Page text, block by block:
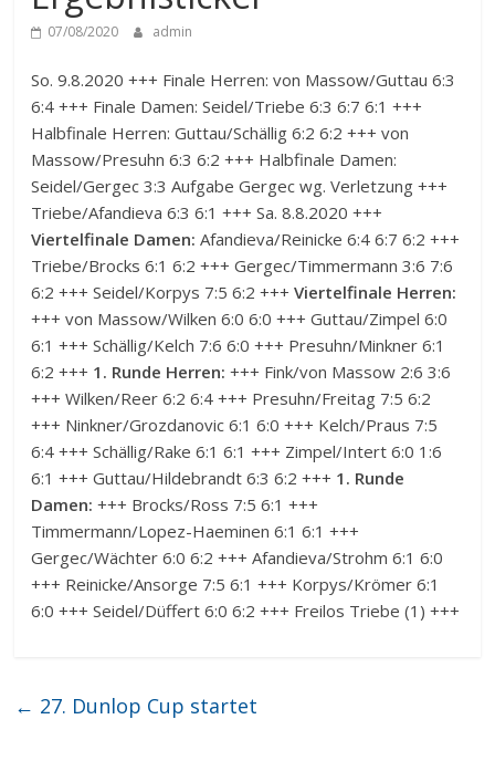
07/08/2020 admin
So. 9.8.2020 +++ Finale Herren: von Massow/Guttau 6:3
6:4 +++ Finale Damen: Seidel/Triebe 6:3 6:7 6:1 +++
Halbfinale Herren: Guttau/Schällig 6:2 6:2 +++ von
Massow/Presuhn 6:3 6:2 +++ Halbfinale Damen:
Seidel/Gergec 3:3 Aufgabe Gergec wg. Verletzung +++
Triebe/Afandieva 6:3 6:1 +++ Sa. 8.8.2020 +++
Viertelfinale Damen: Afandieva/Reinicke 6:4 6:7 6:2 +++
Triebe/Brocks 6:1 6:2 +++ Gergec/Timmermann 3:6 7:6
6:2 +++ Seidel/Korpys 7:5 6:2 +++Viertelfinale Herren:
+++ von Massow/Wilken 6:0 6:0 +++ Guttau/Zimpel 6:0
6:1 +++ Schällig/Kelch 7:6 6:0 +++ Presuhn/Minkner 6:1
6:2 +++ 1. Runde Herren: +++ Fink/von Massow 2:6 3:6
+++ Wilken/Reer 6:2 6:4 +++ Presuhn/Freitag 7:5 6:2
+++ Ninkner/Grozdanovic 6:1 6:0 +++ Kelch/Praus 7:5
6:4 +++ Schällig/Rake 6:1 6:1 +++ Zimpel/Intert 6:0 1:6
6:1 +++ Guttau/Hildebrandt 6:3 6:2 +++ 1. Runde
Damen: +++ Brocks/Ross 7:5 6:1 +++
Timmermann/Lopez-Haeminen 6:1 6:1 +++
Gergec/Wächter 6:0 6:2 +++ Afandieva/Strohm 6:1 6:0
+++ Reinicke/Ansorge 7:5 6:1 +++ Korpys/Krömer 6:1
6:0 +++ Seidel/Düffert 6:0 6:2 +++ Freilos Triebe (1) +++
← 27. Dunlop Cup startet